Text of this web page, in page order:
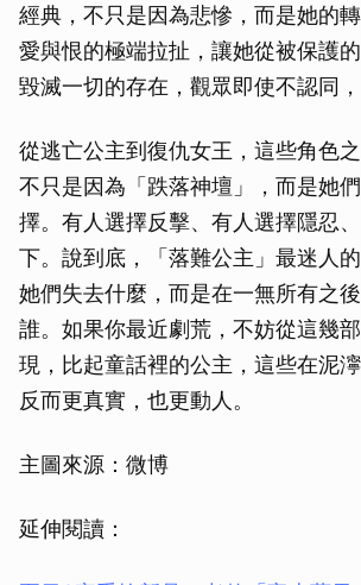
經典，不只是因為悲慘，而是她的轉
愛與恨的極端拉扯，讓她從被保護
毀滅一切的存在，觀眾即使不認同，
從逃亡公主到復仇女王，這些角色
不只是因為「跌落神壇」，而是她
擇。有人選擇反擊、有人選擇隱忍
下。說到底，「落難公主」最迷人
她們失去什麼，而是在一無所有之
誰。如果你最近劇荒，不妨從這幾
現，比起童話裡的公主，這些在泥
反而更真實，也更動人。
主圖來源：微博
延伸閱讀：